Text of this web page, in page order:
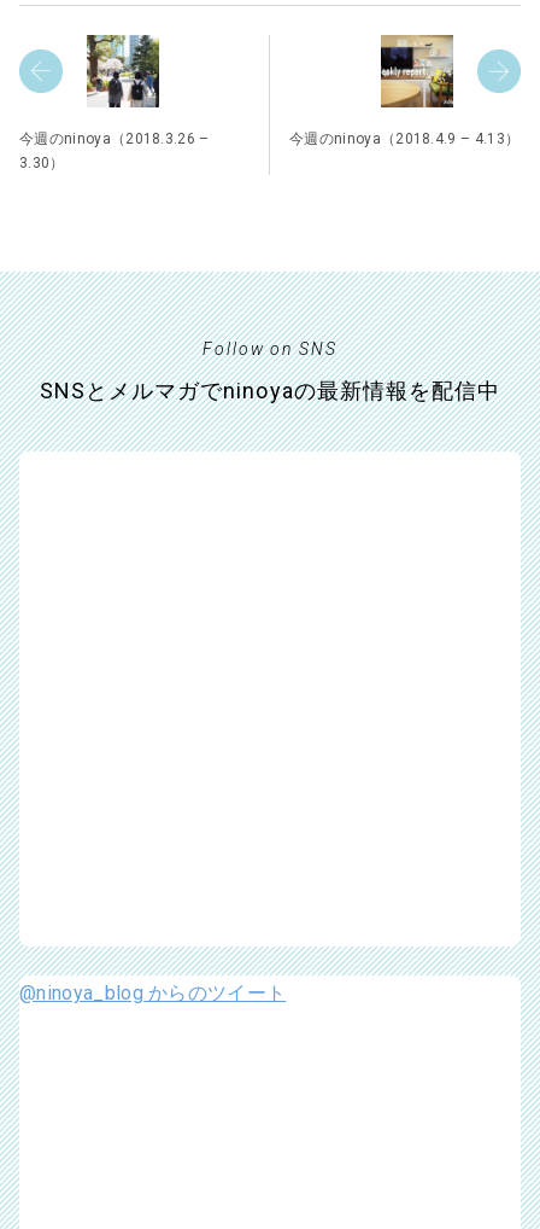
今週のninoya（2018.3.26 –
3.30）
今週のninoya（2018.4.9 – 4.13）
Follow on SNS
SNSとメルマガでninoyaの最新情報を配信中
@ninoya_blog からのツイート